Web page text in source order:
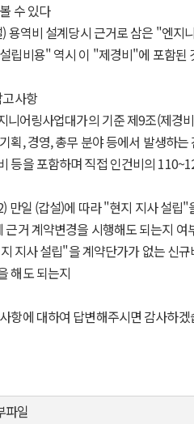
수 있다
) 용역비 설계당시 근거로 삼은 "엔
립비용" 역시 이 "제경비"에 포함된
사항
니어링사업대가의 기준 제9조(제경
획, 경영, 총무 분야 등에서 발생하
등을 포함하며 직접 인건비의
만일 (갑설)에 따라 "현지 지사 설립
근거 계약변경을 시행해도 되는지 여
지사 설립"을 계약단가가 없는 신
해도 되는지
항에 대하여 답변해주시면 감사하겠
파일